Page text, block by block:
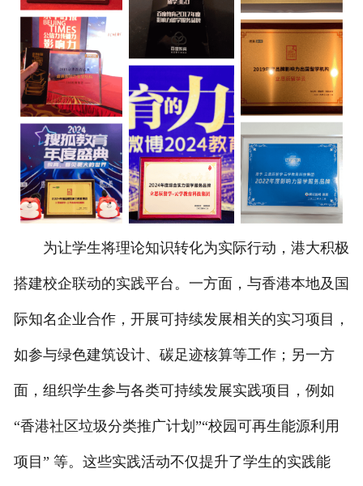
为让学生将理论知识转化为实际行动，港大积极
搭建校企联动的实践平台。一方面，与香港本地及国
际知名企业合作，开展可持续发展相关的实习项目，
如参与绿色建筑设计、碳足迹核算等工作；另一方
面，组织学生参与各类可持续发展实践项目，例如
“香港社区垃圾分类推广计划”“校园可再生能源利用
项目” 等。这些实践活动不仅提升了学生的实践能